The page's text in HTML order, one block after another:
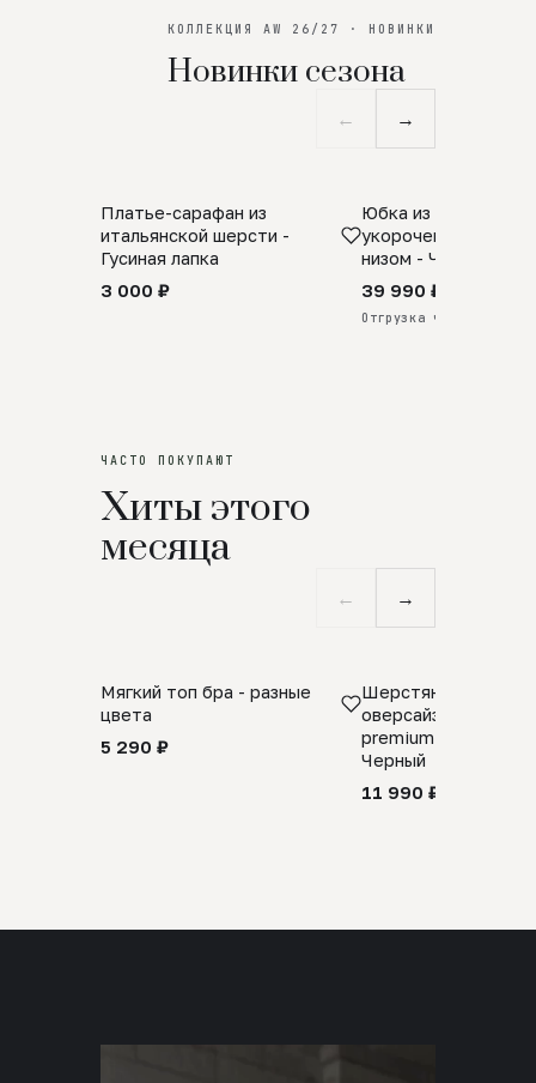
КОЛЛЕКЦИЯ AW 26/27 · НОВИНКИ
Новинки сезона
← →
SALE
Платье-сарафан из
итальянской шерсти -
Гусиная лапка
3 000 ₽
ПРЕДЗАКАЗ
Юбка из
укороченная с
низом - Черный
39 990 ₽
Отгрузка через 25 дней
ЧАСТО ПОКУПАЮТ
Хиты этого
месяца
← →
Мягкий топ бра - разные
цвета
5 290 ₽
Шерстяной свитер
оверсайз 100%
premium merino
Черный
11 990 ₽